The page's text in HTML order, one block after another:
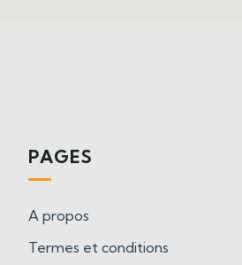
PAGES
A propos
Termes et conditions